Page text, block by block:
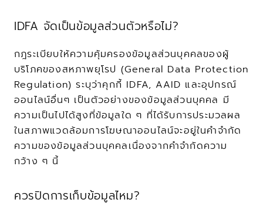
IDFA จัดเป็นข้อมูลส่วนตัวหรือไม่?
กฎระเบียบให้ความคุ้มครองข้อมูลส่วนบุคคลของผู้
บริโภคของสหภาพยุโรป (General Data Protection
Regulation) ระบุว่าคุกกี้ IDFA, AAID และอุปกรณ์
ออนไลน์อื่นๆ เป็นตัวอย่างของข้อมูลส่วนบุคคล มี
ความเป็นไปได้สูงที่ข้อมูลใด ๆ ที่ได้รับการประมวลผล
ในสภาพแวดล้อมการโฆษณาออนไลน์จะอยู่ในคำจำกัด
ความของข้อมูลส่วนบุคคลเนื่องจากคำจำกัดความ
กว้าง ๆ นี้
ควรปิดการเก็บข้อมูลไหม?